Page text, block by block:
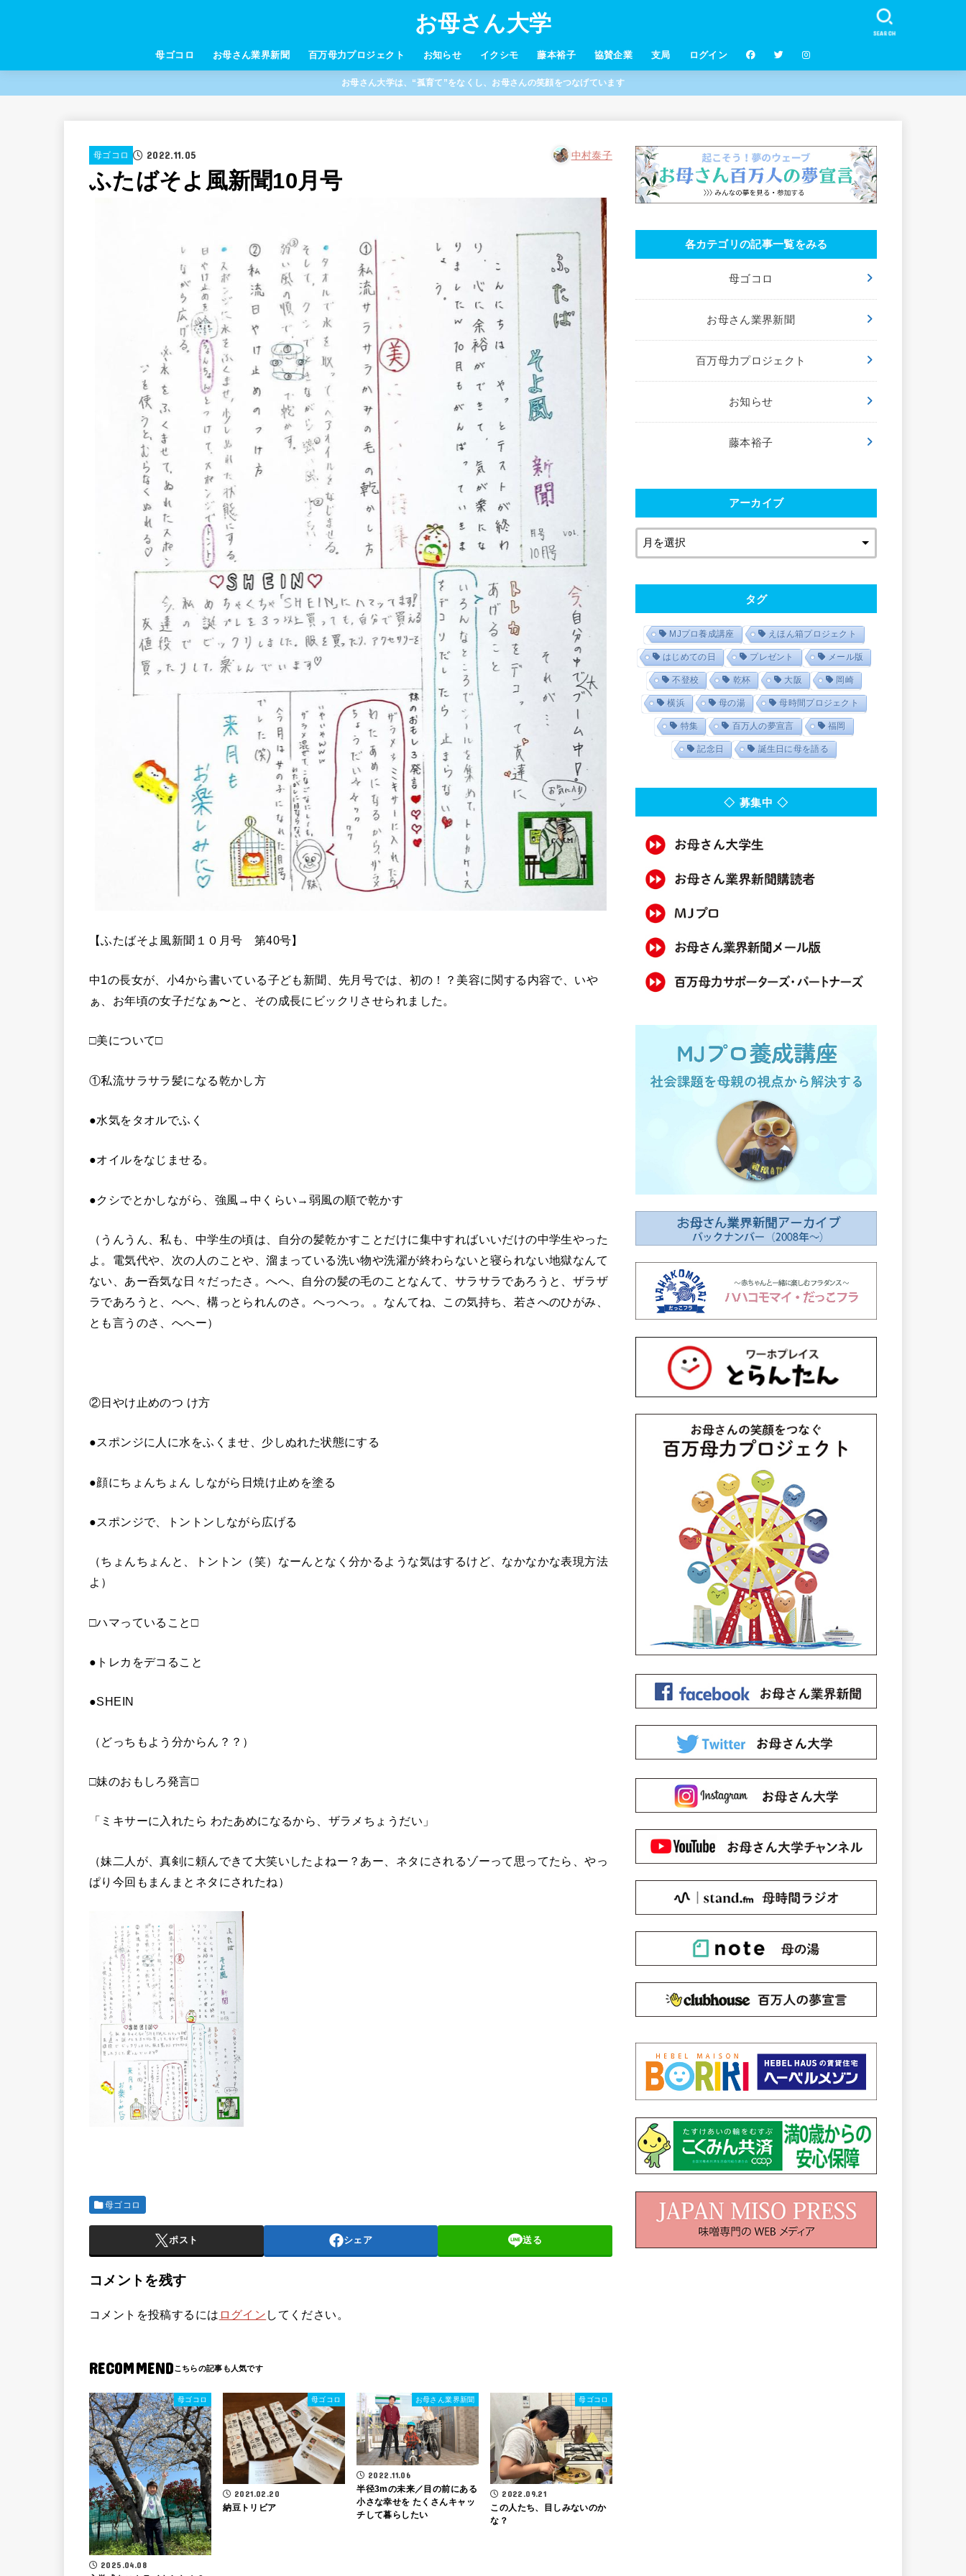
お母さん大学
母ゴコロ お母さん業界新聞 百万母力プロジェクト お知らせ イクシモ 藤本裕子 協賛企業 支局 ログイン
SEARCH
お母さん大学は、“孤育て”をなくし、お母さんの笑顔をつなげています
母ゴコロ 2022.11.05 中村泰子
ふたばそよ風新聞10月号
【ふたばそよ風新聞１０月号 第40号】
中1の長女が、小4から書いている子ども新聞、先月号では、初の！？美容に関する内容で、いや
ぁ、お年頃の女子だなぁ〜と、その成長にビックリさせられました。
□美について□
①私流サラサラ髪になる乾かし方
●水気をタオルでふく
●オイルをなじませる。
●クシでとかしながら、強風→中くらい→弱風の順で乾かす
（うんうん、私も、中学生の頃は、自分の髪乾かすことだけに集中すればいいだけの中学生やった
よ。電気代や、次の人のことや、溜まっている洗い物や洗濯が終わらないと寝られない地獄なんて
ない、あー呑気な日々だったさ。へへ、自分の髪の毛のことなんて、サラサラであろうと、ザラザ
ラであろうと、へへ、構っとられんのさ。へっへっ。。なんてね、この気持ち、若さへのひがみ、
とも言うのさ、へへー）
②日やけ止めのつ け方
●スポンジに人に水をふくませ、少しぬれた状態にする
●顔にちょんちょん しながら日焼け止めを塗る
●スポンジで、トントンしながら広げる
（ちょんちょんと、トントン（笑）なーんとなく分かるような気はするけど、なかなかな表現方法
よ）
□ハマっていること□
●トレカをデコること
●SHEIN
（どっちもよう分からん？？）
□妹のおもしろ発言□
「ミキサーに入れたら わたあめになるから、ザラメちょうだい」
（妹二人が、真剣に頼んできて大笑いしたよねー？あー、ネタにされるゾーって思ってたら、やっ
ぱり今回もまんまとネタにされたね）
母ゴコロ
ポスト シェア 送る
コメントを残す
コメントを投稿するには ログイン してください。
RECOMMEND
母ゴコロ
2025.04.08
母ゴコロ
2021.02.20
納豆トリビア
お母さん業界新聞
2022.11.06
半径3mの未来／目の前にある
小さな幸せを たくさんキャッ
チして暮らしたい
母ゴコロ
2022.09.21
この人たち、目しみないのか
な？
各カテゴリの記事一覧をみる
母ゴコロ
お母さん業界新聞
百万母力プロジェクト
お知らせ
藤本裕子
アーカイブ
タグ
MJプロ養成講座 えほん箱プロジェクト
はじめての日 プレゼント メール版
不登校 乾杯 大阪 岡崎
横浜 母の湯 母時間プロジェクト
特集 百万人の夢宣言 福岡
記念日 誕生日に母を語る
◇ 募集中 ◇